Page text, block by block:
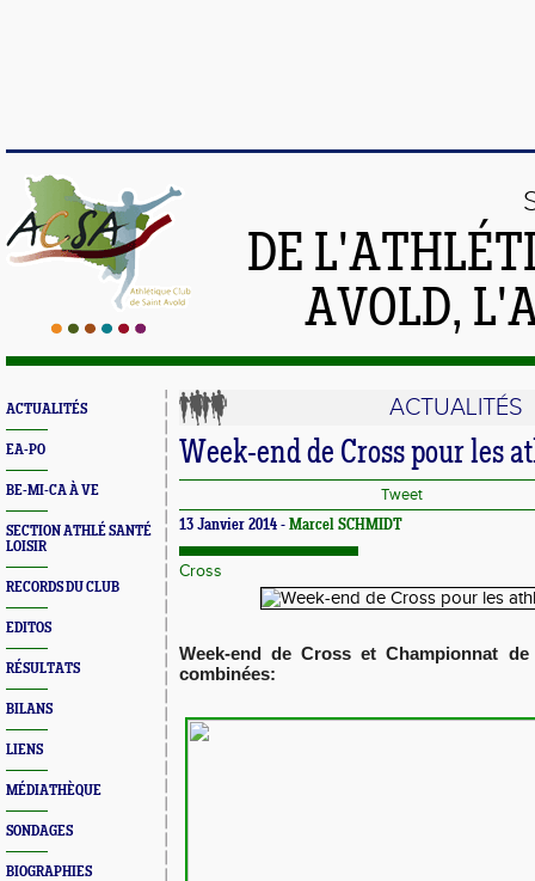
DE
AVOLD,
ACTUALITÉS
EA-PO
BE-MI-CA À VE
SECTION ATHLÉ SANTÉ
LOISIR
RECORDS DU CLUB
EDITOS
RÉSULTATS
BILANS
LIENS
MÉDIATHÈQUE
SONDAGES
BIOGRAPHIES
ACTUALITÉS
Week-end de Cross pour les
Tweet
13 Janvier 2014 - Marcel SCHMIDT
Cross
Week-end de Cross et Championnat
combinées: